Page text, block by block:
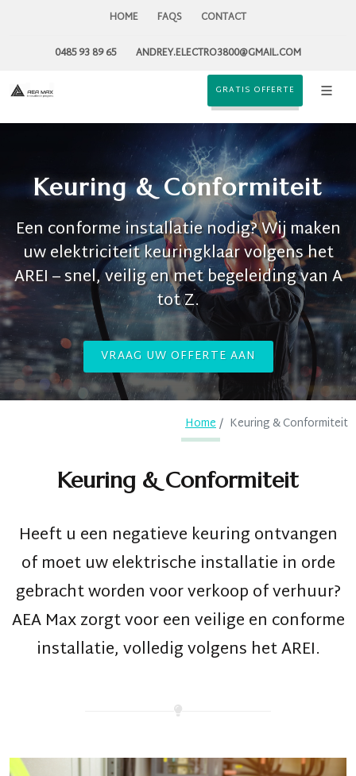
HOME FAQS CONTACT
0485 93 89 65 ANDREY.ELECTRO3800@GMAIL.COM
GRATIS OFFERTE
Keuring & Conformiteit
Een conforme installatie nodig? Wij maken
uw elektriciteit keuringklaar volgens het
AREI – snel, veilig en met begeleiding van A
tot Z.
VRAAG UW OFFERTE AAN
Home Keuring & Conformiteit
Keuring & Conformiteit
Heeft u een negatieve keuring ontvangen
of moet uw elektrische installatie in orde
gebracht worden voor verkoop of verhuur?
AEA Maxzorgt voor een veilige en conforme
installatie, volledig volgens het AREI.